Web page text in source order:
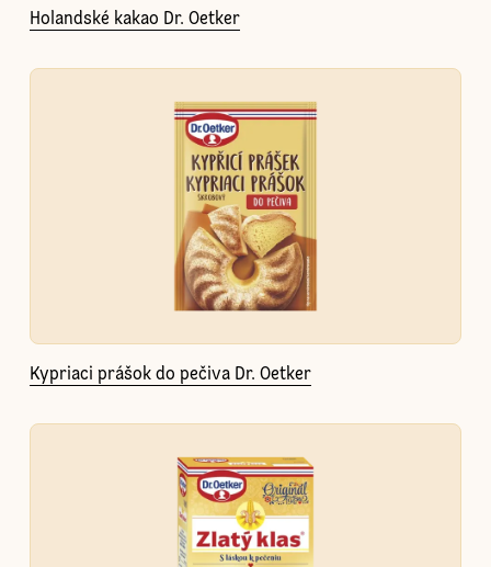
Holandské kakao Dr. Oetker
Kypriaci prášok do pečiva Dr. Oetker